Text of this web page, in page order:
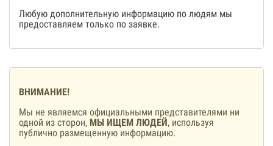
Любую дополнительную информацию по людям мы
предоставляем только по заявке.
ВНИМАНИЕ!
Мы не являемся официальными представителями ни
одной из сторон, МЫ ИЩЕМ ЛЮДЕЙ, используя
публично размещенную информацию.